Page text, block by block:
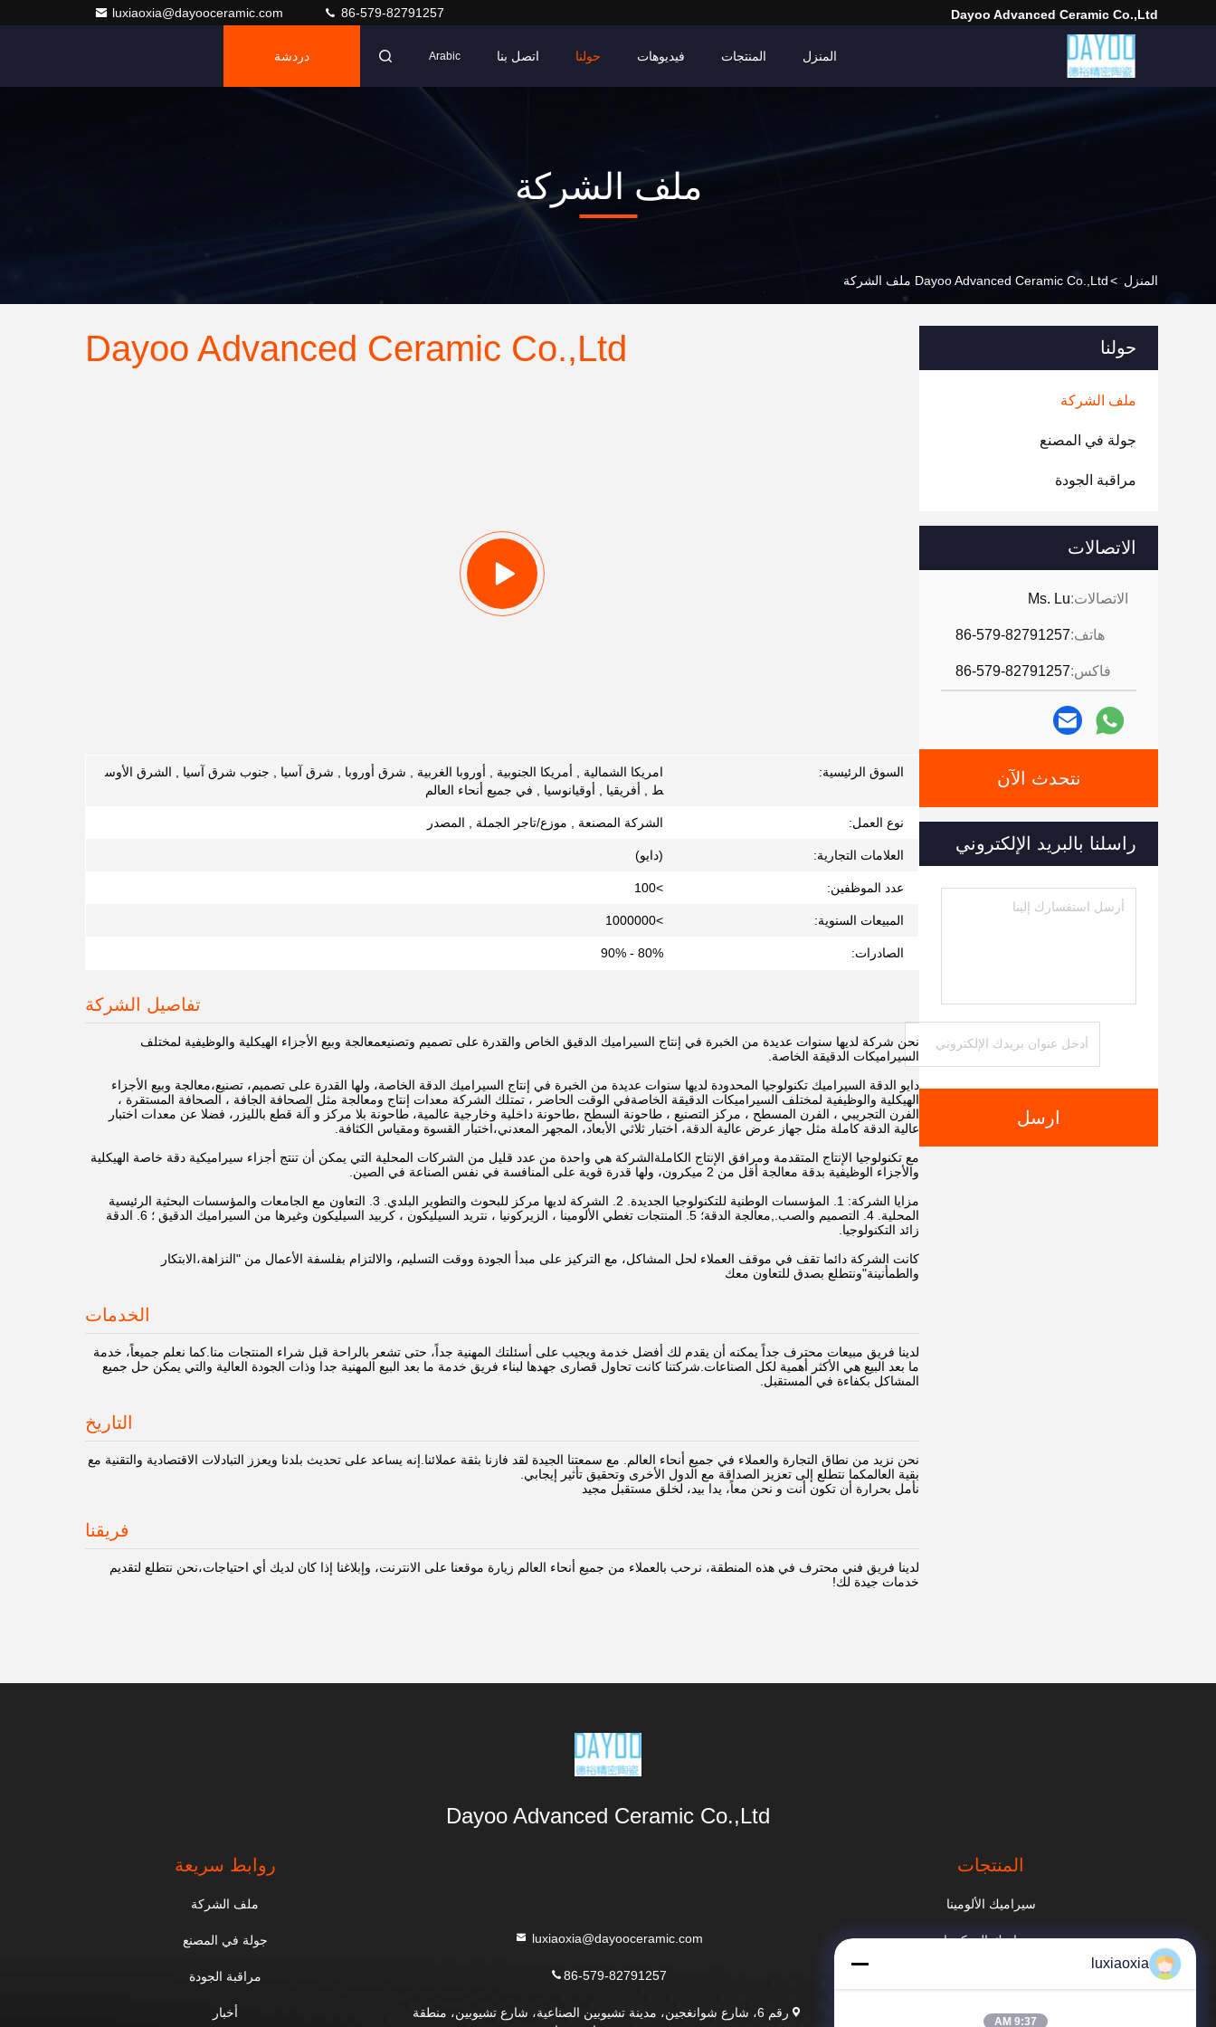
Dayoo Advanced Ceramic Co.,Ltd
luxiaoxia@dayooceramic.com 86-579-82791257
المنزل المنتجات فيديوهات حولنا اتصل بنا Arabic دردشة
ملف الشركة
المنزل >Dayoo Advanced Ceramic Co.,Ltd ملف الشركة
حولنا
ملف الشركة
جولة في المصنع
مراقبة الجودة
الاتصالات
الاتصالات:Ms. Lu
هاتف:86-579-82791257
فاكس:86-579-82791257
نتحدث الآن
راسلنا بالبريد الإلكتروني
ارسل
Dayoo Advanced Ceramic Co.,Ltd
السوق الرئيسية:
امريكا الشمالية , أمريكا الجنوبية , أوروبا الغربية , شرق أوروبا , شرق آسيا , جنوب شرق آسيا , الشرق الأوس
ط , أفريقيا , أوقيانوسيا , في جميع أنحاء العالم
نوع العمل: الشركة المصنعة , موزع/تاجر الجملة , المصدر
العلامات التجارية: (دايو)
عدد الموظفين: >100
المبيعات السنوية: >1000000
الصادرات: 80% - 90%
تفاصيل الشركة
نحن شركة لديها سنوات عديدة من الخبرة في إنتاج السيراميك الدقيق الخاص والقدرة على تصميم وتصنيعمعالجة وبيع الأجزاء الهيكلية والوظيفية لمختلف
السيراميكات الدقيقة الخاصة.
دايو الدقة السيراميك تكنولوجيا المحدودة لديها سنوات عديدة من الخبرة في إنتاج السيراميك الدقة الخاصة، ولها القدرة على تصميم، تصنيع،معالجة وبيع الأجزاء
الهيكلية والوظيفية لمختلف السيراميكات الدقيقة الخاصةفي الوقت الحاضر ، تمتلك الشركة معدات إنتاج ومعالجة مثل الصحافة الجافة ، الصحافة المستقرة ،
الفرن التجريبي ، الفرن المسطح ، مركز التصنيع ، طاحونة السطح ،طاحونة داخلية وخارجية عالمية، طاحونة بلا مركز و آلة قطع بالليزر، فضلا عن معدات اختبار
عالية الدقة كاملة مثل جهاز عرض عالية الدقة، اختبار ثلاثي الأبعاد، المجهر المعدني،اختبار القسوة ومقياس الكثافة.
مع تكنولوجيا الإنتاج المتقدمة ومرافق الإنتاج الكاملةالشركة هي واحدة من عدد قليل من الشركات المحلية التي يمكن أن تنتج أجزاء سيراميكية دقة خاصة الهيكلية
والأجزاء الوظيفية بدقة معالجة أقل من 2 ميكرون، ولها قدرة قوية على المنافسة في نفس الصناعة في الصين.
مزايا الشركة: 1. المؤسسات الوطنية للتكنولوجيا الجديدة. 2. الشركة لديها مركز للبحوث والتطوير البلدي. 3. التعاون مع الجامعات والمؤسسات البحثية الرئيسية
المحلية. 4. التصميم والصب.,معالجة الدقة؛ 5. المنتجات تغطي الألومينا ، الزيركونيا ، نتريد السيليكون ، كربيد السيليكون وغيرها من السيراميك الدقيق ؛ 6. الدقة
زائد التكنولوجيا.
كانت الشركة دائما تقف في موقف العملاء لحل المشاكل، مع التركيز على مبدأ الجودة ووقت التسليم، والالتزام بفلسفة الأعمال من "النزاهة،الابتكار
والطمأنينة"ونتطلع بصدق للتعاون معك
الخدمات
لدينا فريق مبيعات محترف جداً يمكنه أن يقدم لك أفضل خدمة ويجيب على أسئلتك المهنية جداً، حتى تشعر بالراحة قبل شراء المنتجات منا.كما نعلم جميعاً، خدمة
ما بعد البيع هي الأكثر أهمية لكل الصناعات.شركتنا كانت تحاول قصارى جهدها لبناء فريق خدمة ما بعد البيع المهنية جدا وذات الجودة العالية والتي يمكن حل جميع
المشاكل بكفاءة في المستقبل.
التاريخ
نحن نزيد من نطاق التجارة والعملاء في جميع أنحاء العالم. مع سمعتنا الجيدة لقد فازنا بثقة عملائنا.إنه يساعد على تحديث بلدنا ويعزز التبادلات الاقتصادية والتقنية مع
بقية العالمكما نتطلع إلى تعزيز الصداقة مع الدول الأخرى وتحقيق تأثير إيجابي.
نأمل بحرارة أن تكون أنت و نحن معاً، يدا بيد، لخلق مستقبل مجيد
فريقنا
لدينا فريق فني محترف في هذه المنطقة، نرحب بالعملاء من جميع أنحاء العالم زيارة موقعنا على الانترنت، وإبلاغنا إذا كان لديك أي احتياجات،نحن نتطلع لتقديم
خدمات جيدة لك!
Dayoo Advanced Ceramic Co.,Ltd
المنتجات
سيراميك الألومينا
سيراميك الزركونيا
سيراميك كربيد السيليكون
luxiaoxia@dayooceramic.com
86-579-82791257
رقم 6، شارع شوانغجين، مدينة تشيوبين الصناعية، شارع تشيوبين، منطقة
روابط سريعة
ملف الشركة
جولة في المصنع
مراقبة الجودة
أخبار
luxiaoxia
9:37 AM